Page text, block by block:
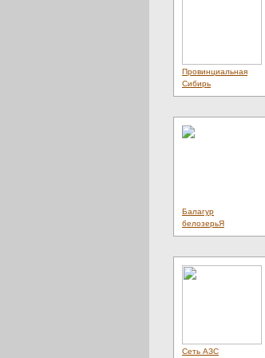
Провинциальная
Сибирь
Балагур
белозерьЯ
Сеть АЗС